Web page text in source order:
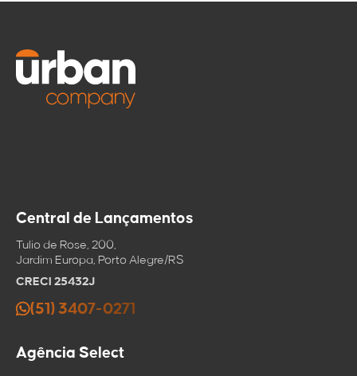
Central de Lançamentos
Tulio de Rose, 200,
Jardim Europa, Porto Alegre/RS
CRECI 25432J
(51) 3407-0271
Agência Select